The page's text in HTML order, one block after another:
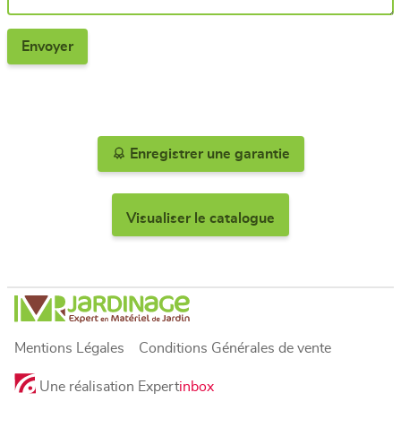
Enregistrer une garantie
Visualiser le catalogue
Mentions Légales Conditions Générales de vente
Une réalisation Expertinbox